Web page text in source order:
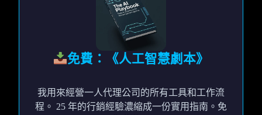
免費：《人工智慧劇本》
我用來經營一人代理公司的所有工具和工作流
程。 25 年的行銷經驗濃縮成一份實用指南。免